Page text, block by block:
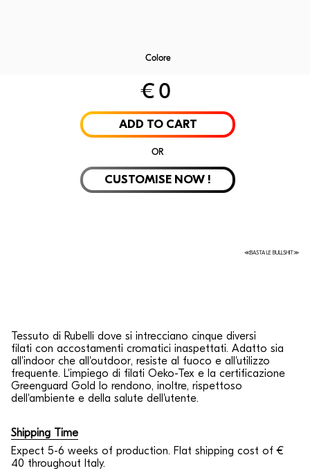
Velvet
Colore
€0
ADD TO CART
OR
CUSTOMISE NOW !
≪BASTA LE BULLSHIT≫
Tessuto di Rubelli dove si intrecciano cinque diversi
filati con accostamenti cromatici inaspettati. Adatto sia
all'indoor che all'outdoor, resiste al fuoco e all'utilizzo
frequente. L'impiego di filati Oeko-Tex e la certificazione
Greenguard Gold lo rendono, inoltre, rispettoso
dell'ambiente e della salute dell'utente.
Shipping Time
Expect 5-6 weeks of production. Flat shipping cost of €
40 throughout Italy.